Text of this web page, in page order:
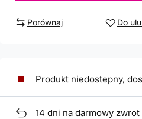
Porównaj Do
Produkt niedostepny,
14 dni na darmowy zwrot